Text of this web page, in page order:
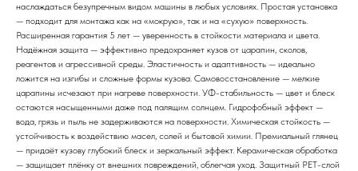
наслаждаться безупречным видом машины в любых условиях. Простая установка
— подходит для монтажа как на «мокрую», так и на «сухую» поверхность.
Расширенная гарантия 5 лет — уверенность в стойкости материала и цвета.
Надёжная защита — эффективно предохраняет кузов от царапин, сколов,
реагентов и агрессивной среды. Эластичность и адаптивность — идеально
ложится на изгибы и сложные формы кузова. Самовосстановление — мелкие
царапины исчезают при нагреве поверхности. УФ-стабильность — цвет и блеск
остаются насыщенными даже под палящим солнцем. Гидрофобный эффект —
вода, грязь и пыль не задерживаются на поверхности. Химическая стойкость —
устойчивость к воздействию масел, солей и бытовой химии. Премиальный глянец
— придаёт кузову глубокий блеск и зеркальный эффект. Керамическая обработка
— защищает плёнку от внешних повреждений, облегчая уход. Защитный PET-слой